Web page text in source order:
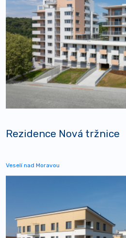
Rezidence Nová tržnice
Veselí nad Moravou